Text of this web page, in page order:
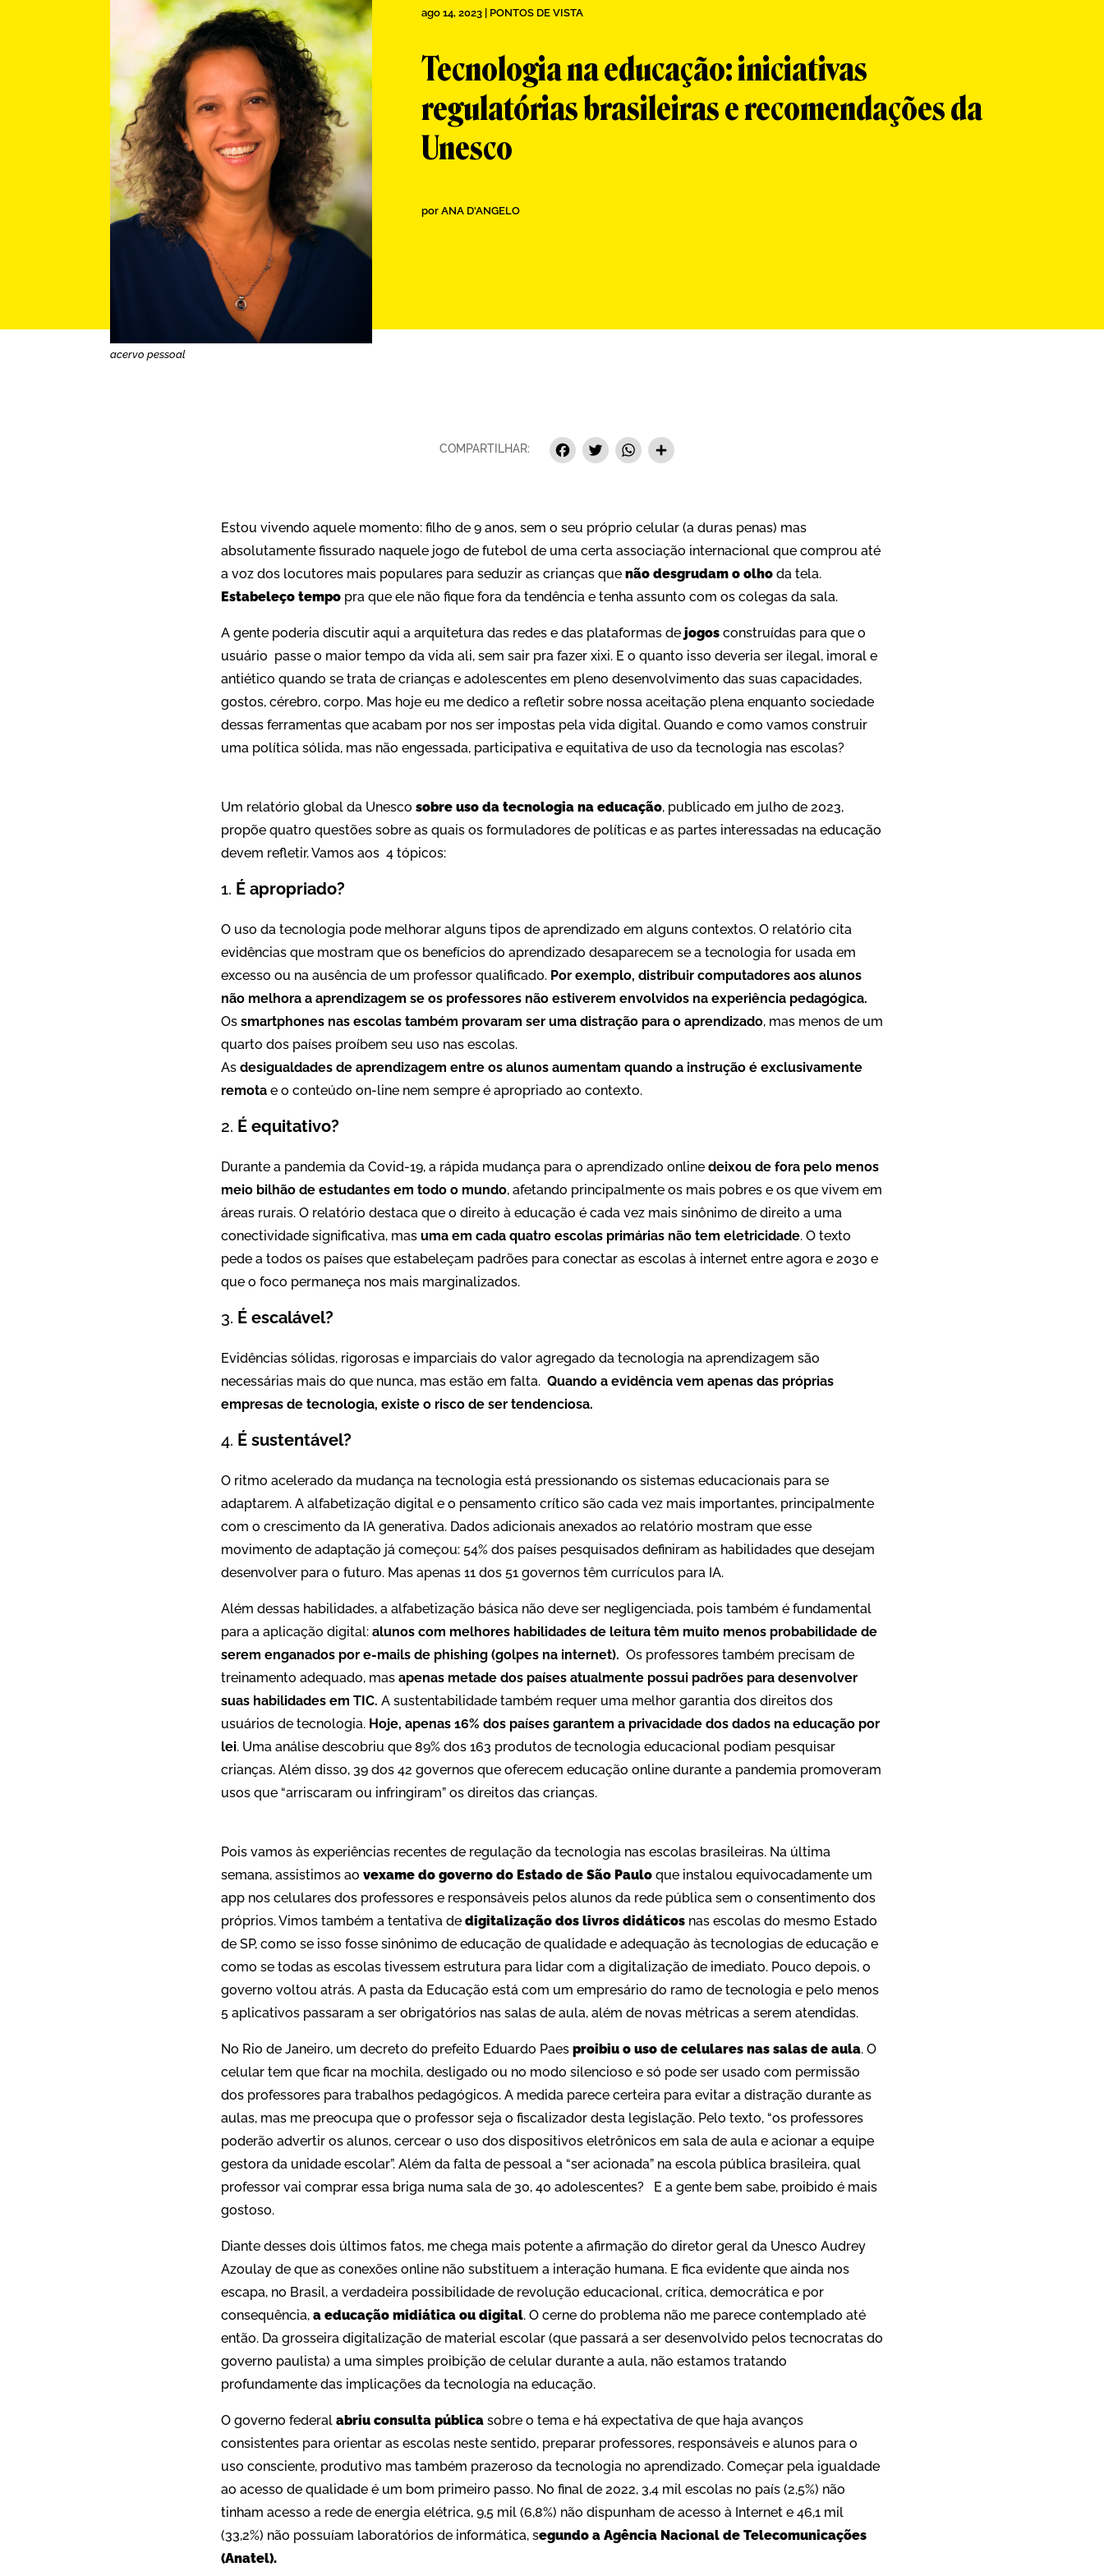
acervo pessoal
ago 14, 2023| PONTOS DE VISTA
Tecnologia na educação: iniciativas
regulatórias brasileiras e recomendações da
Unesco
por ANA D'ANGELO
COMPARTILHAR: Facebook
Twitter
WhatsApp
Estou vivendo aquele momento: filho de 9 anos, sem o seu próprio celular (a duras penas) mas
absolutamente fissurado naquele jogo de futebol de uma certa associação internacional que comprou até
a voz dos locutores mais populares para seduzir as crianças que não desgrudam o olho da tela.
Estabeleço tempopra que ele não fique fora da tendência e tenha assunto com os colegas da sala.
A gente poderia discutir aqui a arquitetura das redes e das plataformas dejogos construídas para que o
usuário passe o maior tempo da vida ali, sem sair pra fazer xixi. E o quanto isso deveria ser ilegal, imoral e
antiético quando se trata de crianças e adolescentes em pleno desenvolvimento das suas capacidades,
gostos, cérebro, corpo. Mas hoje eu me dedico a refletir sobre nossa aceitação plena enquanto sociedade
dessas ferramentas que acabam por nos ser impostas pela vida digital. Quando e como vamos construir
uma política sólida, mas não engessada, participativa e equitativa de uso da tecnologia nas escolas?
Um relatório global da Unesco sobre uso da tecnologia na educação, publicado em julho de 2023,
propõe quatro questões sobre as quais os formuladores de políticas e as partes interessadas na educação
devem refletir. Vamos aos 4 tópicos:
É apropriado?
O uso da tecnologia pode melhorar alguns tipos de aprendizado em alguns contextos. O relatório cita
evidências que mostram que os benefícios do aprendizado desaparecem se a tecnologia for usada em
excesso ou na ausência de um professor qualificado. Por exemplo, distribuir computadores aos alunos
não melhora a aprendizagem se os professores não estiverem envolvidos na experiência pedagógica.
Os smartphones nas escolas também provaram ser uma distração para o aprendizado, mas menos de um
quarto dos países proíbem seu uso nas escolas.
As desigualdades de aprendizagem entre os alunos aumentam quando a instrução é exclusivamente
remotae o conteúdo on-line nem sempre é apropriado ao contexto.
É equitativo?
Durante a pandemia da Covid-19, a rápida mudança para o aprendizado online deixou de fora pelo menos
meio bilhão de estudantes em todo o mundo, afetando principalmente os mais pobres e os que vivem em
áreas rurais. O relatório destaca que o direito à educação é cada vez mais sinônimo de direito a uma
conectividade significativa, mas uma em cada quatro escolas primárias não tem eletricidade. O texto
pede a todos os países que estabeleçam padrões para conectar as escolas à internet entre agora e 2030 e
que o foco permaneça nos mais marginalizados.
É escalável?
Evidências sólidas, rigorosas e imparciais do valor agregado da tecnologia na aprendizagem são
necessárias mais do que nunca, mas estão em falta. Quando a evidência vem apenas das próprias
empresas de tecnologia, existe o risco de ser tendenciosa.
É sustentável?
O ritmo acelerado da mudança na tecnologia está pressionando os sistemas educacionais para se
adaptarem. A alfabetização digital e o pensamento crítico são cada vez mais importantes, principalmente
com o crescimento da IA ​​generativa. Dados adicionais anexados ao relatório mostram que esse
movimento de adaptação já começou: 54% dos países pesquisados ​​definiram as habilidades que desejam
desenvolver para o futuro. Mas apenas 11 dos 51 governos ​​têm currículos para IA.
Além dessas habilidades, a alfabetização básica não deve ser negligenciada, pois também é fundamental
para a aplicação digital: alunos com melhores habilidades de leitura têm muito menos probabilidade de
serem enganados por e-mails de phishing (golpes na internet). Os professores também precisam de
treinamento adequado, mas apenas metade dos países atualmente possui padrões para desenvolver
suas habilidades em TIC. A sustentabilidade também requer uma melhor garantia dos direitos dos
usuários de tecnologia. Hoje, apenas 16% dos países garantem a privacidade dos dados na educação por
lei. Uma análise descobriu que 89% dos 163 produtos de tecnologia educacional podiam pesquisar
crianças. Além disso, 39 dos 42 governos que oferecem educação online durante a pandemia promoveram
usos que “arriscaram ou infringiram” os direitos das crianças.
Pois vamos às experiências recentes de regulação da tecnologia nas escolas brasileiras. Na última
semana, assistimos ao vexame do governo do Estado de São Paulo que instalou equivocadamente um
app nos celulares dos professores e responsáveis pelos alunos da rede pública sem o consentimento dos
próprios. Vimos também a tentativa dedigitalização dos livros didáticos nas escolas do mesmo Estado
de SP, como se isso fosse sinônimo de educação de qualidade e adequação às tecnologias de educação e
como se todas as escolas tivessem estrutura para lidar com a digitalização de imediato. Pouco depois, o
governo voltou atrás. A pasta da Educação está com um empresário do ramo de tecnologia e pelo menos
5 aplicativos passaram a ser obrigatórios nas salas de aula, além de novas métricas a serem atendidas.
No Rio de Janeiro, um decreto do prefeito Eduardo Paesproibiu o uso de celulares nas salas de aula. O
celular tem que ficar na mochila, desligado ou no modo silencioso e só pode ser usado com permissão
dos professores para trabalhos pedagógicos. A medida parece certeira para evitar a distração durante as
aulas, mas me preocupa que o professor seja o fiscalizador desta legislação. Pelo texto, “os professores
poderão advertir os alunos, cercear o uso dos dispositivos eletrônicos em sala de aula e acionar a equipe
gestora da unidade escolar”. Além da falta de pessoal a “ser acionada” na escola pública brasileira, qual
professor vai comprar essa briga numa sala de 30, 40 adolescentes? E a gente bem sabe, proibido é mais
gostoso.
Diante desses dois últimos fatos, me chega mais potente a afirmação do diretor geral da Unesco Audrey
Azoulay de que as conexões online não substituem a interação humana. E fica evidente que ainda nos
escapa, no Brasil, a verdadeira possibilidade de revolução educacional, crítica, democrática e por
consequência, a educação midiática ou digital. O cerne do problema não me parece contemplado até
então. Da grosseira digitalização de material escolar (que passará a ser desenvolvido pelos tecnocratas do
governo paulista) a uma simples proibição de celular durante a aula, não estamos tratando
profundamente das implicações da tecnologia na educação.
O governo federal abriu consulta pública sobre o tema e há expectativa de que haja avanços
consistentes para orientar as escolas neste sentido, preparar professores, responsáveis e alunos para o
uso consciente, produtivo mas também prazeroso da tecnologia no aprendizado. Começar pela igualdade
ao acesso de qualidade é um bom primeiro passo. No final de 2022, 3,4 mil escolas no país (2,5%) não
tinham acesso a rede de energia elétrica, 9,5 mil (6,8%) não dispunham de acesso à Internet e 46,1 mil
(33,2%) não possuíam laboratórios de informática, segundo a Agência Nacional de Telecomunicações
(Anatel).